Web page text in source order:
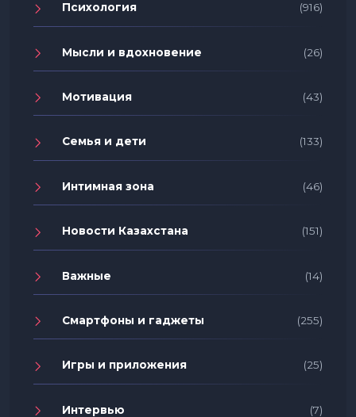
Психология (916)
Мысли и вдохновение (26)
Мотивация (43)
Семья и дети (133)
Интимная зона (46)
Новости Казахстана (151)
Важные (14)
Смартфоны и гаджеты (255)
Игры и приложения (25)
Интервью (7)